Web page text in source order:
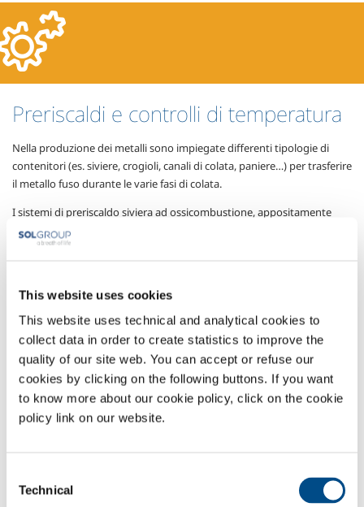
This website uses cookies
This website uses technical and analytical cookies to
collect data in order to create statistics to improve the
quality of our site web. You can accept or refuse our
cookies by clicking on the following buttons. If you want
to know more about our cookie policy, click on the cookie
policy link on our website.
Selection
Technical
Preriscaldi e controlli di temperatura
Nella produzione dei metalli sono impiegate differenti tipologie di
contenitori (es. siviere, crogioli, canali di colata, paniere…) per trasferire
il metallo fuso durante le varie fasi di colata.
I sistemi di preriscaldo siviera ad ossicombustione, appositamente
studiati per ciascuna applicazione, assicurano:
superiori temperature di riscaldo raggiungibili
risparmio di combustibile
migliore fluidità del metallo in fase di colata e
conseguente migliore qualità dei getti prodotti
riduzione del numero di scarti
Gas utilizzati
Produzione metalli non ferrosi (rame, piombo, oro, bronzi)